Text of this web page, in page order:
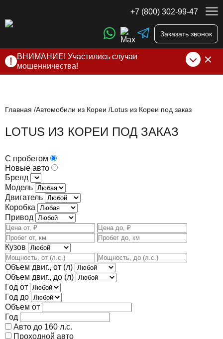
+7 (800) 302-99-47
Заказать звонок
ВНИМАНИЕ! Участились случаи
мошенничества!
нами по официальнымконтактам , указанным в соц сетях
Главная Автомобили из Кореи Lotus из Кореи под заказ
LOTUS ИЗ КОРЕИ ПОД ЗАКАЗ
С пробегом
Новые авто
Бренд
Модель
Двигатель
Коробка
Привод
Кузов
Объем двиг., от (л)
Объем двиг., до (л)
Год от
Год до
Объем от
Год
Авто до 160 л.с.
Проходной авто